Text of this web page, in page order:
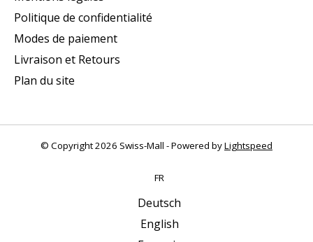
Politique de confidentialité
Modes de paiement
Livraison et Retours
Plan du site
© Copyright 2026 Swiss-Mall - Powered byLightspeed
FR
Deutsch
English